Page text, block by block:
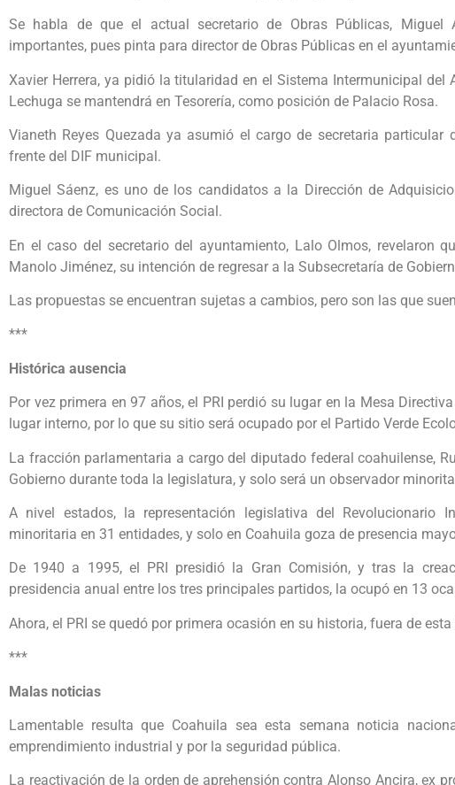
Se habla de que el actual secretario de Obras Públicas,
importantes, pues pinta para director de Obras Públicas en el
Xavier Herrera, ya pidió la titularidad en el Sistema Intermunicipal del
Lechuga se mantendrá en Tesorería, como posición de Palacio Rosa.
Vianeth Reyes Quezada ya asumió el cargo de secretaria particular
frente del DIF municipal.
Miguel Sáenz, es uno de los candidatos a la Dirección de
directora de Comunicación Social.
En el caso del secretario del ayuntamiento, Lalo Olmos, revelaron
Manolo Jiménez, su intención de regresar a la Subsecretaría de
Las propuestas se encuentran sujetas a cambios, pero son las que
***
Histórica ausencia
Por vez primera en 97 años, el PRI perdió su lugar en la Mesa
lugar interno, por lo que su sitio será ocupado por el Partido Verde
La fracción parlamentaria a cargo del diputado federal coahuilense,
Gobierno durante toda la legislatura, y solo será un observador
A nivel estados, la representación legislativa del Revolucionario
minoritaria en 31 entidades, y solo en Coahuila goza de presencia
De 1940 a 1995, el PRI presidió la Gran Comisión, y tras la
presidencia anual entre los tres principales partidos, la ocupó en 13
Ahora, el PRI se quedó por primera ocasión en su historia, fuera de
***
Malas noticias
Lamentable resulta que Coahuila sea esta semana noticia
emprendimiento industrial y por la seguridad pública.
La reactivación de la orden de aprehensión contra Alonso Ancira, ex